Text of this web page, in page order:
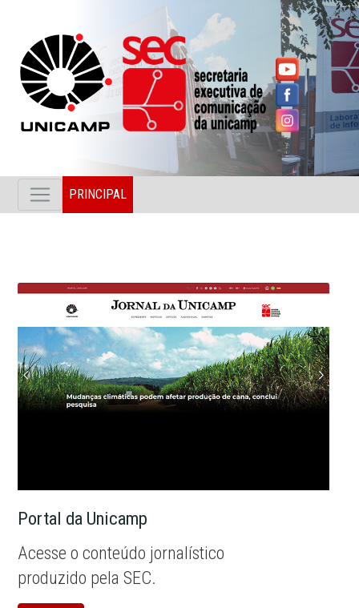
PRINCIPAL
Portal da Unicamp
Acesse o conteúdo jornalístico
produzido pela SEC.